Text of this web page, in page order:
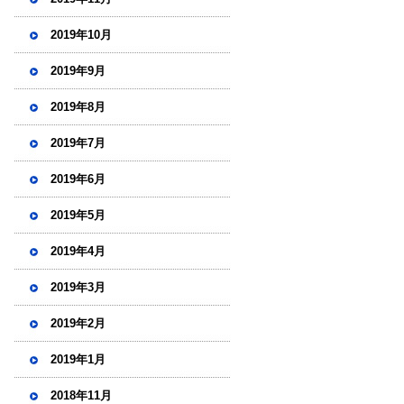
2019年10月
2019年9月
2019年8月
2019年7月
2019年6月
2019年5月
2019年4月
2019年3月
2019年2月
2019年1月
2018年11月